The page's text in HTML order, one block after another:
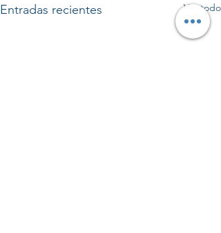
Entradas recientes Ver todo